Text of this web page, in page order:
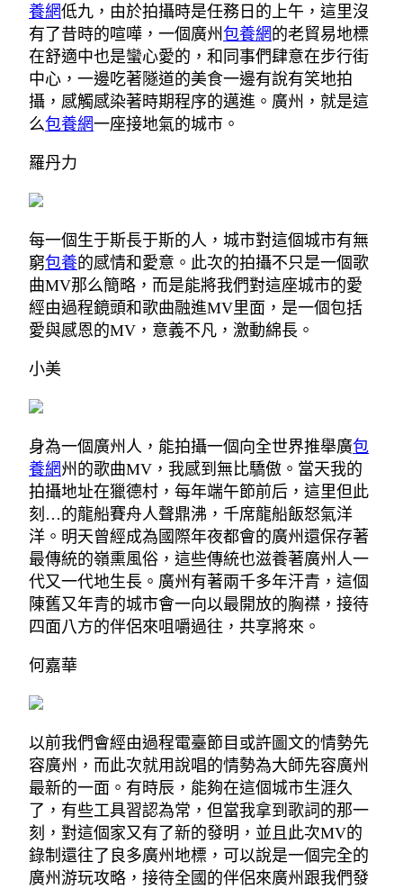
養網低九，由於拍攝時是任務日的上午，這里沒
有了昔時的喧嘩，一個廣州 包養網 的老貿易地標
在舒適中也是蠻心愛的，和同事們肆意在步行街
中心，一邊吃著隧道的美食一邊有說有笑地拍
攝，感觸感染著時期程序的邁進。廣州，就是這
么包養網一座接地氣的城市。
羅丹力
每一個生于斯長于斯的人，城市對這個城市有無
窮包養的感情和愛意。此次的拍攝不只是一個歌
曲MV那么簡略，而是能將我們對這座城市的愛
經由過程鏡頭和歌曲融進MV里面，是一個包括
愛與感恩的MV，意義不凡，激動綿長。
小美
身為一個廣州人，能拍攝一個向全世界推舉廣包
養網州的歌曲MV，我感到無比驕傲。當天我的
拍攝地址在獵德村，每年端午節前后，這里但此
刻…的龍船賽舟人聲鼎沸，千席龍船飯怒氣洋
洋。明天曾經成為國際年夜都會的廣州還保存著
最傳統的嶺熏風俗，這些傳統也滋養著廣州人一
代又一代地生長。廣州有著兩千多年汗青，這個
陳舊又年青的城市會一向以最開放的胸襟，接待
四面八方的伴侶來咀嚼過往，共享將來。
何嘉華
以前我們會經由過程電臺節目或許圖文的情勢先
容廣州，而此次就用說唱的情勢為大師先容廣州
最新的一面。有時辰，能夠在這個城市生涯久
了，有些工具習認為常，但當我拿到歌詞的那一
刻，對這個家又有了新的發明，並且此次MV的
錄制還往了良多廣州地標，可以說是一個完全的
廣州游玩攻略，接待全國的伴侶來廣州跟我們發